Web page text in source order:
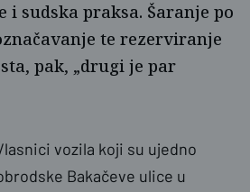
sudska praksa. Šaranje po
te rezerviranje
pak, „drugi je par
vozila koji su ujedno
Bakačeve ulice u